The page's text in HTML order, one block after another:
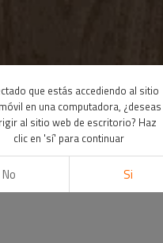
popular | piso spc
que estás accediendo al sitio
en una computadora, ¿deseas
al sitio web de escritorio? Haz
clic en 'sí' para continuar
No Si